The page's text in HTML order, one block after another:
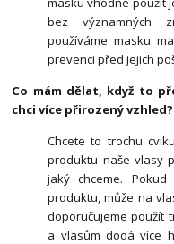
bez významných
používáme masku
prevenci před jejich
Co mám dělat, když to
chci více přirozený vzhled?
Chcete to trochu
produktu naše vlasy
jaký chceme. Pokud
produktu, může na
doporučujeme použít
a vlasům dodá více